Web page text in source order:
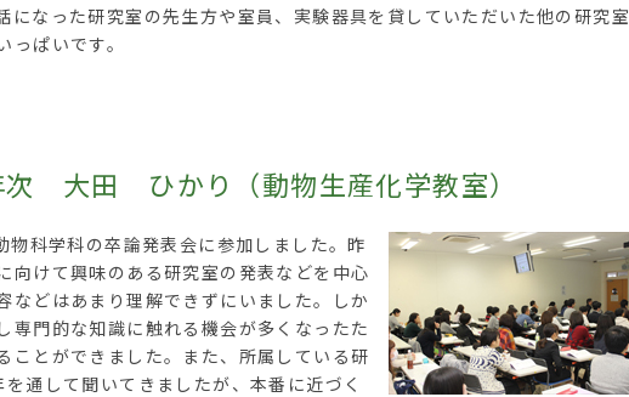
になった研究室の先生方や室員、実験器具を貸していただいた他の研究室
っぱいです。
大田 ひかり（動物生産化学教室）
科学科の卒論発表会に参加しました。昨
向けて興味のある研究室の発表などを中心
などはあまり理解できずにいました。しか
専門的な知識に触れる機会が多くなったた
ことができました。また、所属している研
通して聞いてきましたが、本番に近づく